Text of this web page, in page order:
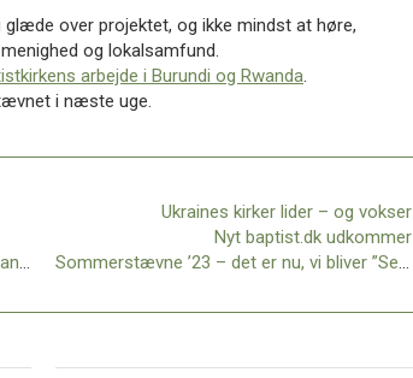
over projektet, og ikke mindst at høre,
og lokalsamfund.
arbejde i Burundi og Rwanda.
i næste uge.
I gik glip af meget ved ikke at tage til Stavanger
Ukraines kirker lider – og vokser
Nyt baptist.dk udkommer
Sommerstævne ’23 – det er nu, vi bliver ”Sendt…”!